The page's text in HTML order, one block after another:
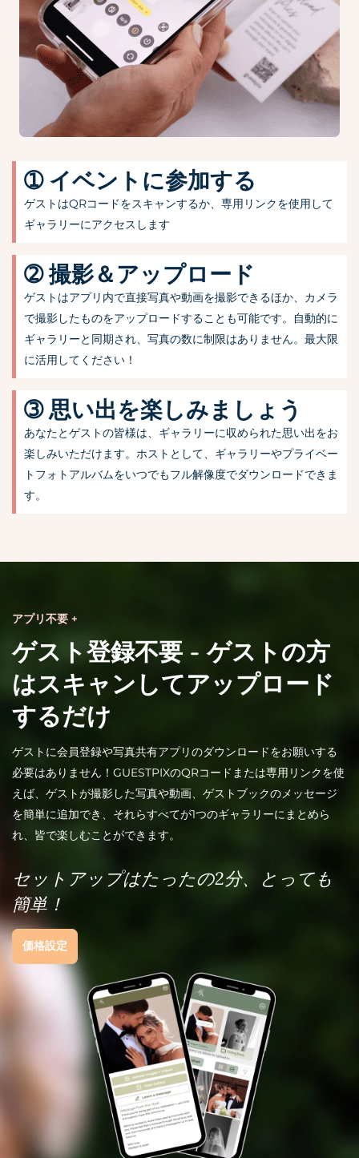
➀ イベントに参加する
ゲストはQRコードをスキャンするか、専用リンクを使用して
ギャラリーにアクセスします
➁ 撮影＆アップロード
ゲストはアプリ内で直接写真や動画を撮影できるほか、カメラ
で撮影したものをアップロードすることも可能です。自動的に
ギャラリーと同期され、写真の数に制限はありません。最大限
に活用してください！
➂ 思い出を楽しみましょう
あなたとゲストの皆様は、ギャラリーに収められた思い出をお
楽しみいただけます。ホストとして、ギャラリーやプライベー
トフォトアルバムをいつでもフル解像度でダウンロードできま
す。
アプリ不要 +
ゲスト登録不要 - ゲストの方
はスキャンしてアップロード
するだけ
ゲストに会員登録や写真共有アプリのダウンロードをお願いする
必要はありません！GUESTPIXのQRコードまたは専用リンクを使
えば、ゲストが撮影した写真や動画、ゲストブックのメッセージ
を簡単に追加でき、それらすべてが1つのギャラリーにまとめら
れ、皆で楽しむことができます。
セットアップはたったの2分、とっても
簡単！
価格設定